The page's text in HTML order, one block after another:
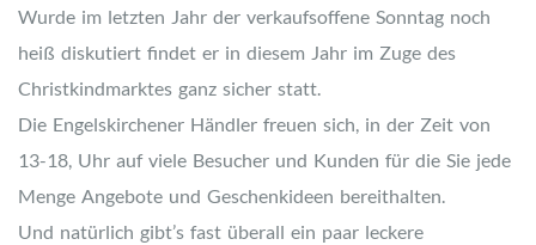
Wurde im letzten Jahr der verkaufsoffene Sonntag noch
heiß diskutiert findet er in diesem Jahr im Zuge des
Christkindmarktes ganz sicher statt.
Die Engelskirchener Händler freuen sich, in der Zeit von
13-18, Uhr auf viele Besucher und Kunden für die Sie jede
Menge Angebote und Geschenkideen bereithalten.
Und natürlich gibt’s fast überall ein paar leckere